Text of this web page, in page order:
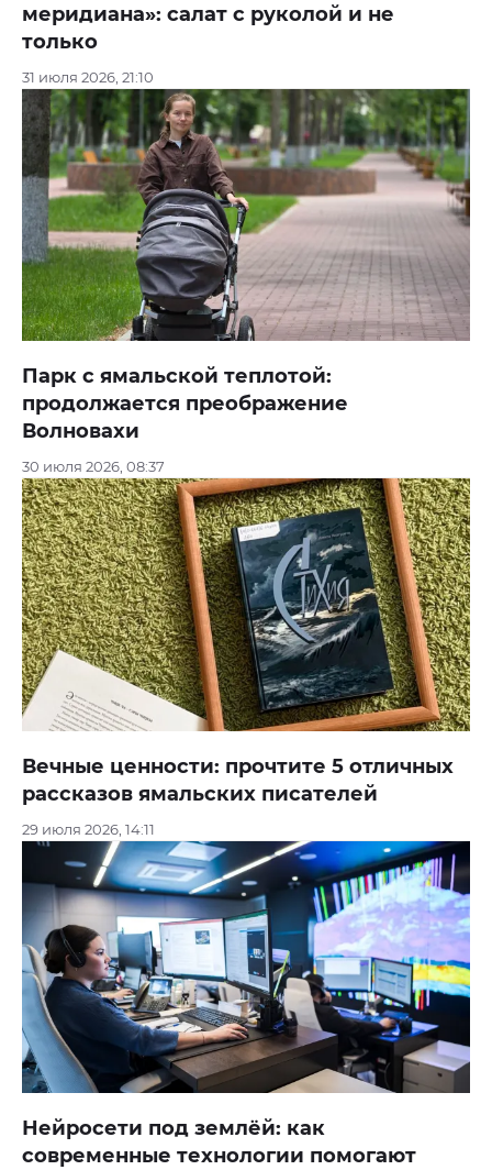
меридиана»: салат с руколой и не
только
31 июля 2026, 21:10
Парк с ямальской теплотой:
продолжается преображение
Волновахи
30 июля 2026, 08:37
Вечные ценности: прочтите 5 отличных
рассказов ямальских писателей
29 июля 2026, 14:11
Нейросети под землёй: как
современные технологии помогают